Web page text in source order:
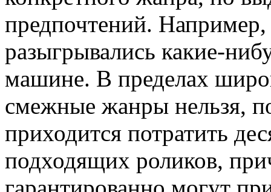
предпочтений.
разыгрывались какие-
машине. В пределах
смежные жанры нельзя,
приходится потратить
подходящих роликов,